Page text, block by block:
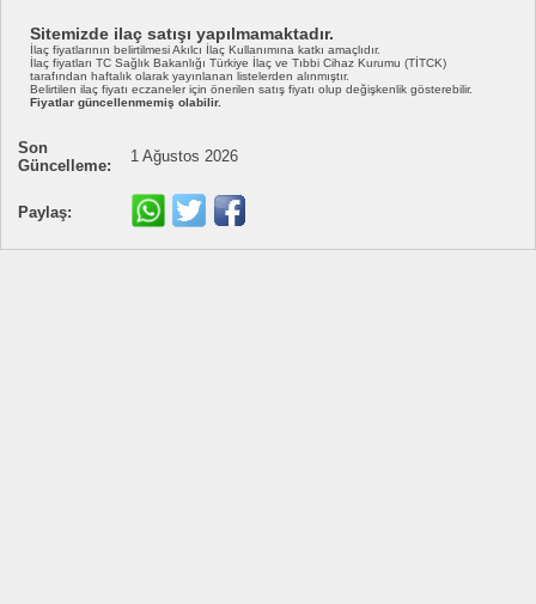
Sitemizde ilaç satışı yapılmamaktadır.
İlaç fiyatlarının belirtilmesi Akılcı İlaç Kullanımına katkı amaçlıdır.
İlaç fiyatları TC Sağlık Bakanlığı Türkiye İlaç ve Tıbbi Cihaz Kurumu (TİTCK)
tarafından haftalık olarak yayınlanan listelerden alınmıştır.
Belirtilen ilaç fiyatı eczaneler için önerilen satış fiyatı olup değişkenlik gösterebilir.
Fiyatlar güncellenmemiş olabilir.
Son
Güncelleme:
1 Ağustos 2026
Paylaş: